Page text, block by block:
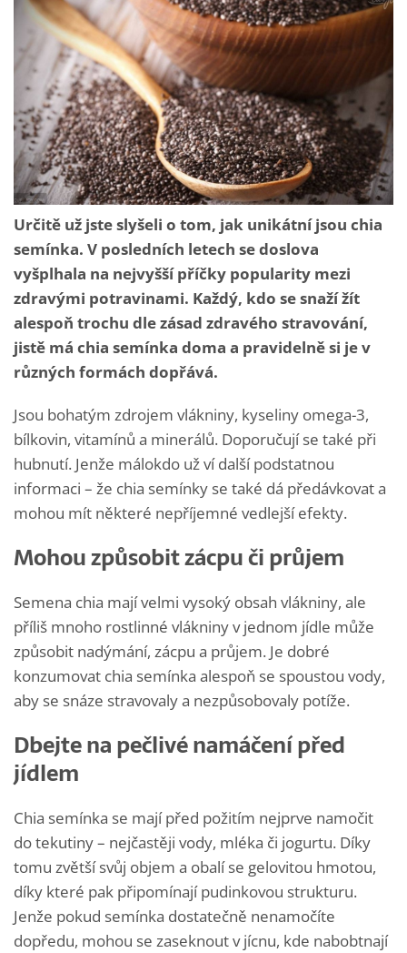
Určitě už jste slyšeli o tom, jak unikátní jsou chia
semínka. V posledních letech se doslova
vyšplhala na nejvyšší příčky popularity mezi
zdravými potravinami. Každý, kdo se snaží žít
alespoň trochu dle zásad zdravého stravování,
jistě má chia semínka doma a pravidelně si je v
různých formách dopřává.
Jsou bohatým zdrojem vlákniny, kyseliny omega-3,
bílkovin, vitamínů a minerálů. Doporučují se také při
hubnutí. Jenže málokdo už ví další podstatnou
informaci – že chia semínky se také dá předávkovat a
mohou mít některé nepříjemné vedlejší efekty.
Mohou způsobit zácpu či průjem
Semena chia mají velmi vysoký obsah vlákniny, ale
příliš mnoho rostlinné vlákniny v jednom jídle může
způsobit nadýmání, zácpu a průjem. Je dobré
konzumovat chia semínka alespoň se spoustou vody,
aby se snáze stravovaly a nezpůsobovaly potíže.
Dbejte na pečlivé namáčení před
jídlem
Chia semínka se mají před požitím nejprve namočit
do tekutiny – nejčastěji vody, mléka či jogurtu. Díky
tomu zvětší svůj objem a obalí se gelovitou hmotou,
díky které pak připomínají pudinkovou strukturu.
Jenže pokud semínka dostatečně nenamočíte
dopředu, mohou se zaseknout v jícnu, kde nabobtnají